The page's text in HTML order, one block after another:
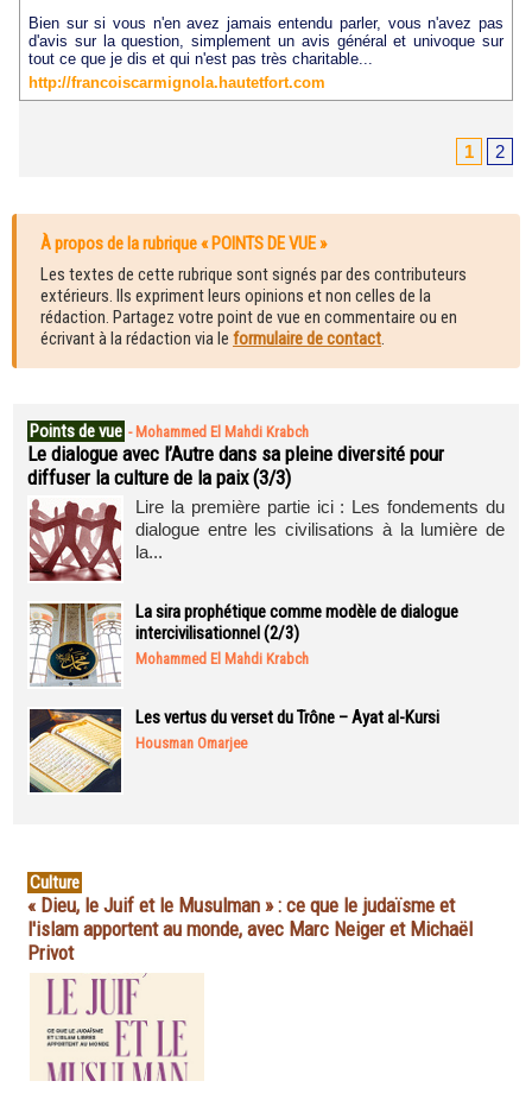
Bien sur si vous n'en avez jamais entendu parler, vous n'avez pas
d'avis sur la question, simplement un avis général et univoque sur
tout ce que je dis et qui n'est pas très charitable...
http://francoiscarmignola.hautetfort.com
1 2
À propos de la rubrique « POINTS DE VUE »
Les textes de cette rubrique sont signés par des contributeurs
extérieurs. Ils expriment leurs opinions et non celles de la
rédaction. Partagez votre point de vue en commentaire ou en
écrivant à la rédaction via le formulaire de contact.
Points de vue - Mohammed El Mahdi Krabch
Le dialogue avec l’Autre dans sa pleine diversité pour
diffuser la culture de la paix (3/3)
Lire la première partie ici : Les fondements du
dialogue entre les civilisations à la lumière de
la...
La sira prophétique comme modèle de dialogue
intercivilisationnel (2/3)
Mohammed El Mahdi Krabch
Les vertus du verset du Trône – Ayat al-Kursi
Housman Omarjee
Culture
« Dieu, le Juif et le Musulman » : ce que le judaïsme et
l'islam apportent au monde, avec Marc Neiger et Michaël
Privot